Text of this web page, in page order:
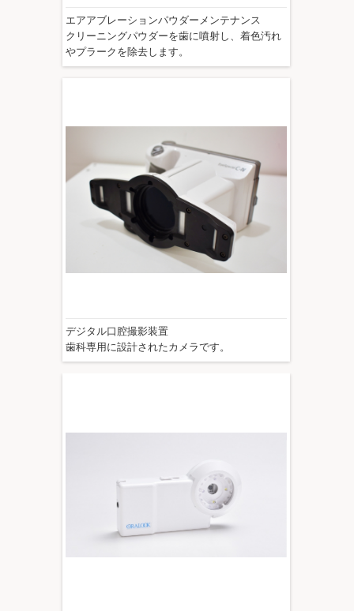
エアアブレーションパウダーメンテナンス
クリーニングパウダーを歯に噴射し、着色汚れ
やプラークを除去します。
デジタル口腔撮影装置
歯科専用に設計されたカメラです。